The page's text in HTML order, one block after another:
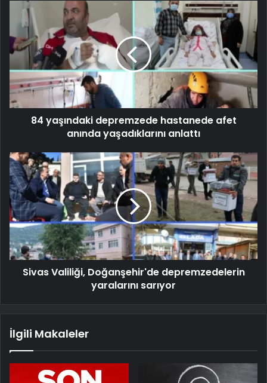
84 yaşındaki depremzede hastanede afet
anında yaşadıklarını anlattı
Sivas Valiliği, Doğanşehir'de depremzedelerin
yaralarını sarıyor
İlgili Makaleler